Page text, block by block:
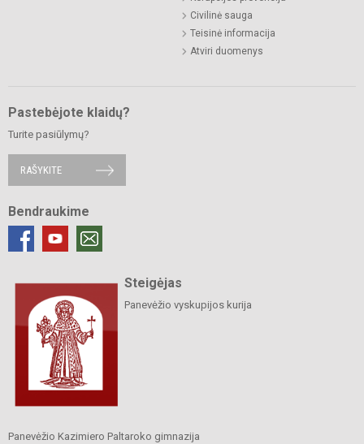
Civilinė sauga
Teisinė informacija
Atviri duomenys
Pastebėjote klaidų?
Turite pasiūlymų?
RAŠYKITE
Bendraukime
Steigėjas
Panevėžio vyskupijos kurija
Panevėžio Kazimiero Paltaroko gimnazija